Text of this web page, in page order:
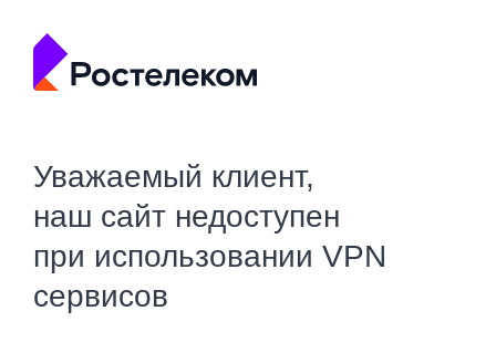
Уважаемый клиент,
наш сайт недоступен
при использовании VPN
сервисов